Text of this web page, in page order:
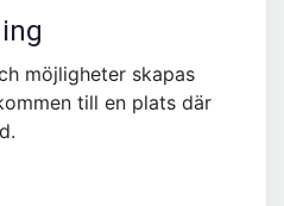
möjligheter skapas
till en plats där